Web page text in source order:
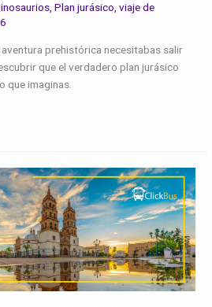
,Plan jurásico ,viaje de
prehistórica necesitabas salir
que el verdadero plan jurásico
que imaginas.